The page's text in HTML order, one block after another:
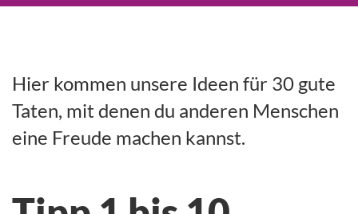
Hier kommen unsere Ideen für 30 gute
Taten, mit denen du anderen Menschen
eine Freude machen kannst.